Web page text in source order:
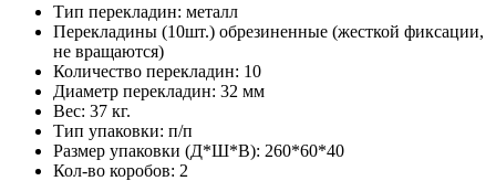
Тип перекладин: металл
Перекладины (10шт.) обрезиненные (жесткой фиксации,
не вращаются)
Количество перекладин: 10
Диаметр перекладин: 32 мм
Вес: 37 кг.
Тип упаковки: п/п
Размер упаковки (Д*Ш*В): 260*60*40
Кол-во коробов: 2